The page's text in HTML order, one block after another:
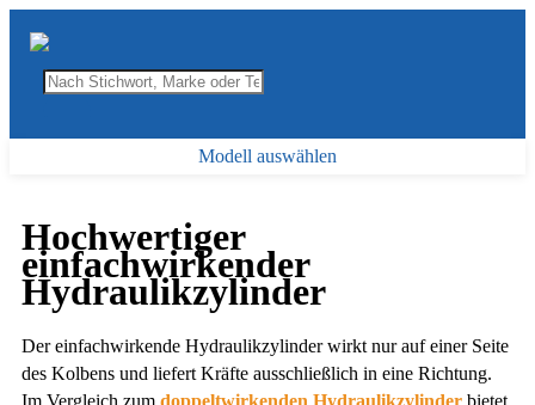
Modell auswählen
Hochwertiger
einfachwirkender
Hydraulikzylinder
Der einfachwirkende Hydraulikzylinder wirkt nur auf einer Seite
des Kolbens und liefert Kräfte ausschließlich in eine Richtung.
Im Vergleich zum doppeltwirkenden Hydraulikzylinder bietet